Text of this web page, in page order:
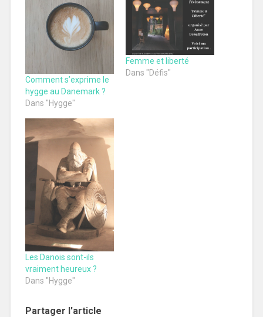
Comment s’exprime le
hygge au Danemark ?
Dans "Hygge"
Femme et liberté
Dans "Défis"
Les Danois sont-ils
vraiment heureux ?
Dans "Hygge"
Partager l'article